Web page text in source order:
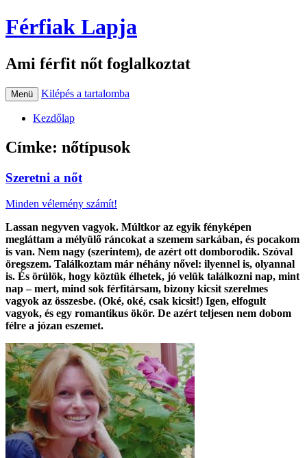
Férfiak Lapja
Ami férfit nőt foglalkoztat
Menü Kilépés a tartalomba
Kezdőlap
Címke: nőtípusok
Szeretni a nőt
Minden vélemény számít!
Lassan negyven vagyok. Múltkor az egyik fényképen
megláttam a mélyülő ráncokat a szemem sarkában, és pocakom
is van. Nem nagy (szerintem), de azért ott domborodik. Szóval
öregszem. Találkoztam már néhány nővel: ilyennel is, olyannal
is. És örülök, hogy köztük élhetek, jó velük találkozni nap, mint
nap – mert, mind sok férfitársam, bizony kicsit szerelmes
vagyok az összesbe. (Oké, oké, csak kicsit!) Igen, elfogult
vagyok, és egy romantikus ökör. De azért teljesen nem dobom
félre a józan eszemet.